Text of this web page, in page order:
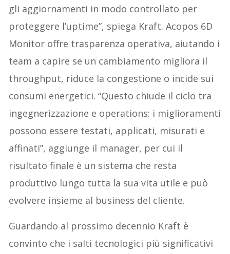
gli aggiornamenti in modo controllato per
proteggere l’uptime”, spiega Kraft. Acopos 6D
Monitor offre trasparenza operativa, aiutando i
team a capire se un cambiamento migliora il
throughput, riduce la congestione o incide sui
consumi energetici. “Questo chiude il ciclo tra
ingegnerizzazione e operations: i miglioramenti
possono essere testati, applicati, misurati e
affinati”, aggiunge il manager, per cui il
risultato finale è un sistema che resta
produttivo lungo tutta la sua vita utile e può
evolvere insieme al business del cliente.
Guardando al prossimo decennio Kraft è
convinto che i salti tecnologici più significativi